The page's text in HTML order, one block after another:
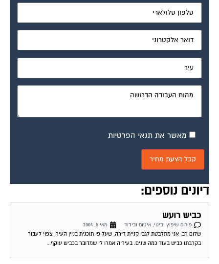
דיונים נוספים:
כביש רועש
פורום שיפוץ ובינוי, איטום ובידוד
שלום רב, אני מתלבטת לגבי קניית דירה, שעל פי תוכנית בניין העיר, צפוי לעבור
בקרבתו כביש בעוד כמה שנים. בעיריה אמרו לי שמדובר בכביש עוקף...